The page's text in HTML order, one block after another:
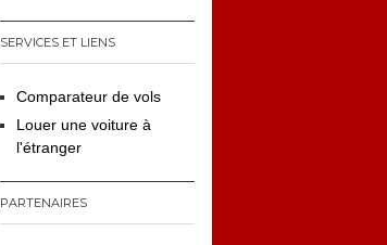
SERVICES ET LIENS
Comparateur de vols
Louer une voiture à
l'étranger
PARTENAIRES